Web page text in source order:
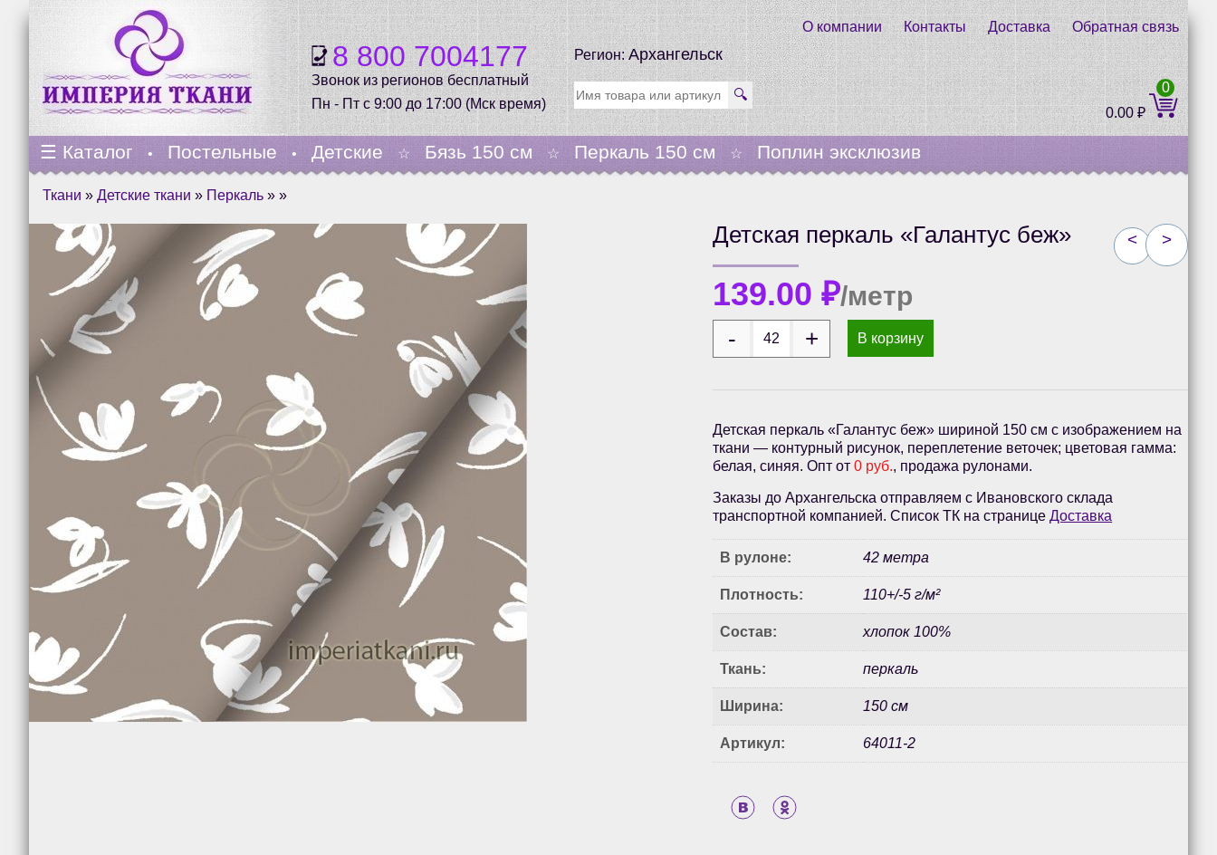
8 800 7004177
Звонок из регионов бесплатный
Пн - Пт с 9:00 до 17:00 (Мск время)
О компании Контакты Доставка
Обратная связь
Регион:Архангельск
🔍
0.00₽
0
☰ Каталог • Постельные • Детские ☆ Бязь 150 см ☆ Перкаль 150 см ☆ Поплин эксклюзив
Ткани » Детские ткани » Перкаль » »
< >
Детская перкаль «Галантус беж»
139.00₽/метр
В корзину
Детская перкаль «Галантус беж» шириной 150 см с изображением на
ткани — контурный рисунок, переплетение веточек; цветовая гамма:
белая, синяя. Опт от0 руб., продажа рулонами.
Заказы до Архангельска отправляем с Ивановского склада
транспортной компанией. Список ТК на страницеДоставка
В рулоне: 42 метра
Плотность: 110+/-5 г/м²
Состав: хлопок 100%
Ткань: перкаль
Ширина: 150 см
Артикул: 64011-2